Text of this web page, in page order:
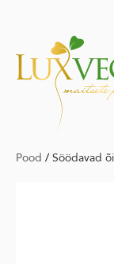
Pood / Söödavad